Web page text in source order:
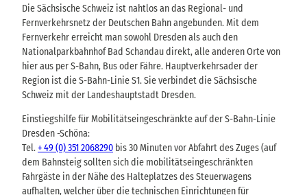
Die Sächsische Schweiz ist nahtlos an das Regional- und
Fernverkehrsnetz der Deutschen Bahn angebunden. Mit dem
Fernverkehr erreicht man sowohl Dresden als auch den
Nationalparkbahnhof Bad Schandau direkt, alle anderen Orte von
hier aus per S-Bahn, Bus oder Fähre. Hauptverkehrsader der
Region ist die S-Bahn-Linie S1. Sie verbindet die Sächsische
Schweiz mit der Landeshauptstadt Dresden.
Einstiegshilfe für Mobilitätseingeschränkte auf der S-Bahn-Linie
Dresden -Schöna:
Tel.+ 49 (0) 351 2068290 bis 30 Minuten vor Abfahrt des Zuges (auf
dem Bahnsteig sollten sich die mobilitätseingeschränkten
Fahrgäste in der Nähe des Halteplatzes des Steuerwagens
aufhalten, welcher über die technischen Einrichtungen für